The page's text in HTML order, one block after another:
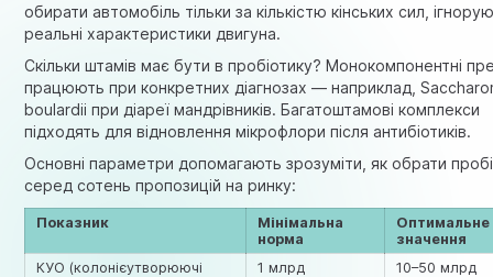
обирати автомобіль тільки за кількістю кінських сил,
реальні характеристики двигуна.
Скільки штамів має бути в пробіотику? Монокомпонентні
працюють при конкретних діагнозах — наприклад,
boulardii при діареї мандрівників. Багатоштамові комплекси
підходять для відновлення мікрофлори післяантибіотиків.
Основні параметри допомагають зрозуміти, як обрати
серед сотень пропозицій на ринку:
Показник
Мінімальна
норма
Оптимальне
значення
КУО (колонієутворюючі
1 млрд 10–50 млрд